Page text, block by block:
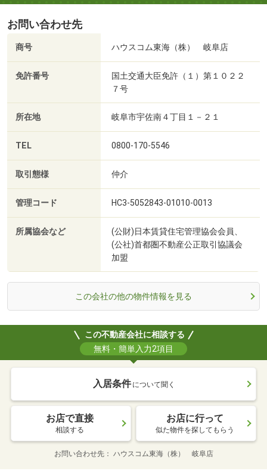
お問い合わせ先
商号 ハウスコム東海（株） 岐阜店
免許番号
国土交通大臣免許（１）第１０２２
７号
所在地 岐阜市宇佐南４丁目１－２１
TEL 0800-170-5546
取引態様 仲介
管理コード HC3-5052843-01010-0013
所属協会など
(公財)日本賃貸住宅管理協会会員、
(公社)首都圏不動産公正取引協議会
加盟
この会社の他の物件情報を見る
この不動産会社に相談する
無料・簡単入力2項目
入居条件 について聞く
お店で直接
相談する
お店に行って
似た物件を探してもらう
お問い合わせ先 ハウスコム東海（株） 岐阜店